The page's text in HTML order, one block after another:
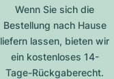
Wenn Sie sich die
Bestellung nach Hause
liefern lassen, bieten wir
ein kostenloses 14-
Tage-Rückgaberecht.